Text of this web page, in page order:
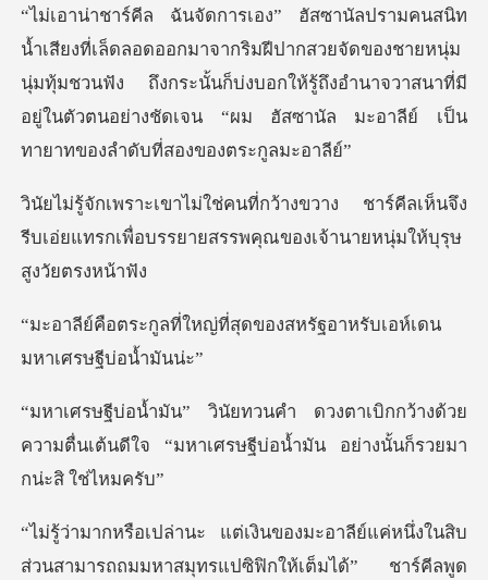
ีปากสวยจัดของชายหนุ่ม
นุ่มทุ้มชวนฟัง ถึงกระนั้นก็บ่งบอกให้รู้ถึงอำนาจวาสนาที่มี
อยู
ง ชาร์คีลเห็นจึง
รีบเอ่ยแทรกเพื่อบรรยายสรร
ที่สุดของสหรัฐอาหรับเอห์เ
กกว้างด้วย
ความตื่นเต้นดีใจ “มหาเศรษฐีบ่อ
นึ่งในสิบ
ส่วนสามารถถมมหาสมุทรแปซิฟิกให้เต็มได้”